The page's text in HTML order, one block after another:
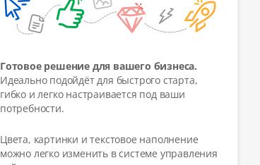
Готовое решение для вашего бизнеса.
Идеально подойдёт для быстрого старта,
гибко и легко настраивается под ваши
потребности.
Цвета, картинки и текстовое наполнение
можно легко изменить в системе управления